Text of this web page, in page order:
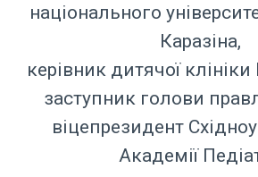
національного
Каразіна,
керівник дитячої
заступник голови
віцепрезидент
Академії